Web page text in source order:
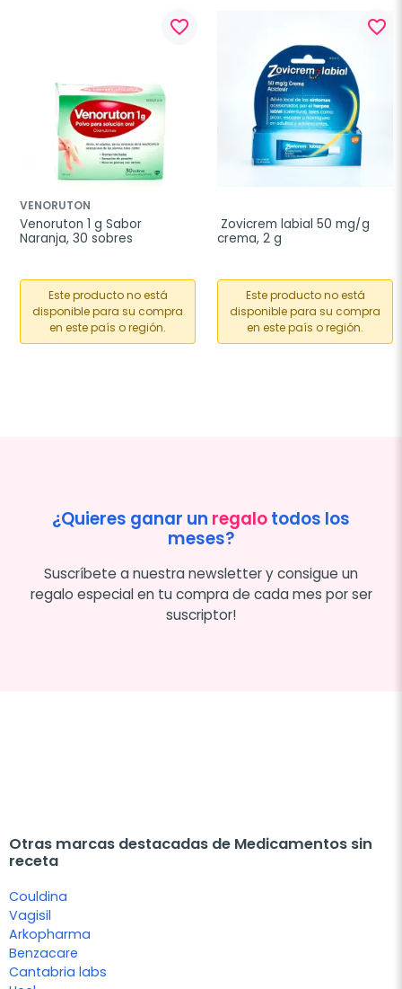
favorite_border
VENORUTON
Venoruton 1 g Sabor
Naranja, 30 sobres
Este producto no está
disponible para su compra
en este país o región.
favorite_border
Zovicrem labial 50 mg/g
crema, 2 g
Este producto no está
disponible para su compra
en este país o región.
¿Quieres ganar un regalotodos los
meses?
Suscríbete a nuestra newsletter y consigue un
regalo especial en tu compra de cada mes por ser
suscriptor!
Otras marcas destacadas de Medicamentos sin
receta
Couldina
Vagisil
Arkopharma
Benzacare
Cantabria labs